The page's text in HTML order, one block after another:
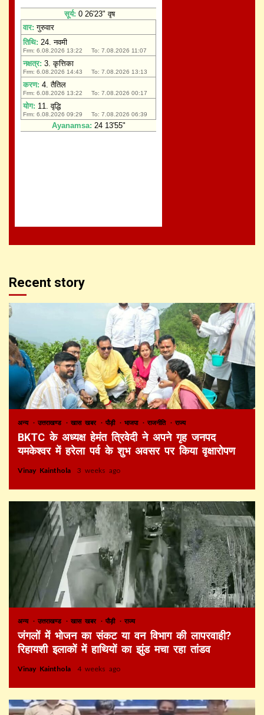
Recent story
अन्य उत्तराखण्ड खास खबर पौड़ी भाजपा राजनीति राज्य
BKTC के अध्यक्ष हेमंत त्रिवेदी ने अपने गृह जनपद
यमकेश्वर में हरेला पर्व के शुभ अवसर पर किया वृक्षारोपण
Vinay Kainthola 3 weeks ago
अन्य उत्तराखण्ड खास खबर पौड़ी राज्य
जंगलों में भोजन का संकट या वन विभाग की लापरवाही?
रिहायशी इलाकों में हाथियों का झुंड मचा रहा तांडव
Vinay Kainthola 4 weeks ago